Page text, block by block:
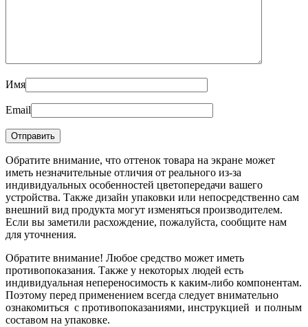
Имя
Email
Обратите внимание, что оттенок товара на экране может
иметь незначительные отличия от реального из-за
индивидуальных особенностей цветопередачи вашего
устройства. Также дизайн упаковки или непосредственно сам
внешний вид продукта могут изменяться производителем.
Если вы заметили расхождение, пожалуйста, сообщите нам
для уточнения.
Обратите внимание! Любое средство может иметь
противопоказания. Также у некоторых людей есть
индивидуальная непереносимость к каким-либо компонентам.
Поэтому перед применением всегда следует внимательно
ознакомиться с противопоказаниями, инструкцией и полным
составом на упаковке.